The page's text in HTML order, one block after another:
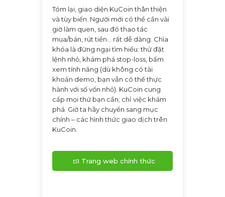
Tóm lại, giao diện KuCoin thân thiện
và tùy biến. Người mới có thể cần vài
giờ làm quen, sau đó thao tác
mua/bán, rút tiền… rất dễ dàng. Chìa
khóa là đừng ngại tìm hiểu: thử đặt
lệnh nhỏ, khám phá stop-loss, bấm
xem tính năng (dù không có tài
khoản demo, bạn vẫn có thể thực
hành với số vốn nhỏ). KuCoin cung
cấp mọi thứ bạn cần; chỉ việc khám
phá. Giờ ta hãy chuyển sang mục
chính – các hình thức giao dịch trên
KuCoin.
Trang web chính thức